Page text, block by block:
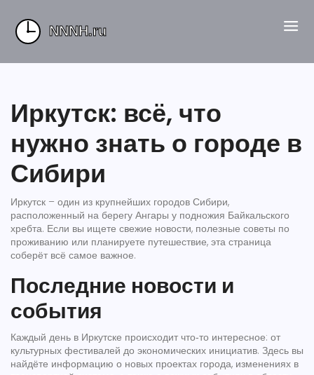
Иркутск: всё, что
нужно знать о городе в
Сибири
Иркутск – один из крупнейших городов Сибири,
расположенный на берегу Ангары у подножия Байкальского
хребта. Если вы ищете свежие новости, полезные советы по
проживанию или планируете путешествие, эта страница
соберёт всё самое важное.
Последние новости и
события
Каждый день в Иркутске происходит что‑то интересное: от
культурных фестивалей до экономических инициатив. Здесь вы
найдёте информацию о новых проектах города, изменениях в